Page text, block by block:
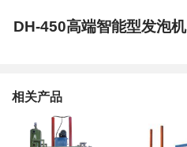
DH-450高端智能型发泡机
相关产品